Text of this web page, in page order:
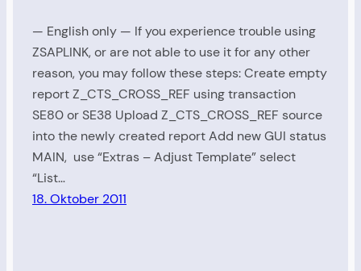
— English only — If you experience trouble using
ZSAPLINK, or are not able to use it for any other
reason, you may follow these steps: Create empty
report Z_CTS_CROSS_REF using transaction
SE80 or SE38 Upload Z_CTS_CROSS_REF source
into the newly created report Add new GUI status
MAIN, use “Extras – Adjust Template” select
“List…
18. Oktober 2011